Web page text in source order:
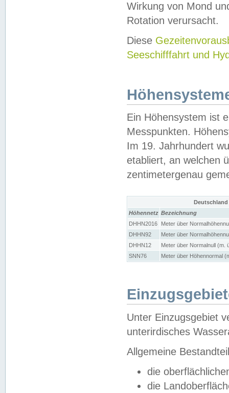
Wirkung von Mond
Rotation verursacht.
Diese
Seeschifffahrt und
Ein Höhensystem ist
Messpunkten.
Im 19. Jahrhundert
etabliert, an welchen
zentimetergenau
Höhennetz Bezeichnung
DHHN2016
Meter über
DHHN92
Meter über
DHHN12
Meter über Normalnull (m.
SNN76
Meter über Höhennormal
Unter Einzugsgebiet
unterirdisches
Allgemeine
die
die